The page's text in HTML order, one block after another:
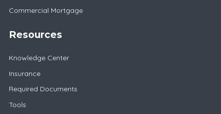
Commercial Mortgage
Resources
Knowledge Center
Insurance
Required Documents
Tools